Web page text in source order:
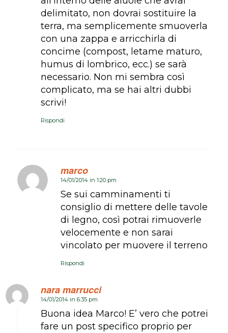
delimitato, non dovrai sostituire la
terra, ma semplicemente smuoverla
con una zappa e arricchirla di
concime (compost, letame maturo,
humus di lombrico, ecc.) se sarà
necessario. Non mi sembra così
complicato, ma se hai altri dubbi
scrivi!
Rispondi
marco
dice:
14/01/2014 in 1:20 pm
Se sui camminamenti ti
consiglio di mettere delle tavole
di legno, così potrai rimuoverle
velocemente e non sarai
vincolato per muovere il terreno
Rispondi
nara marrucci
dice:
14/01/2014 in 6:35 pm
Buona idea Marco! E’ vero che potrei
fare un post specifico proprio per